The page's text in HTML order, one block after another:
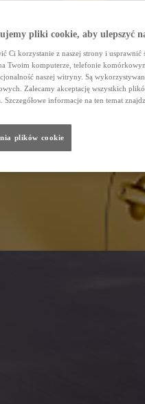
pliki cookie, aby ulepszyć
Ci korzystanie z naszej strony i
Twoim komputerze, telefonie
naszej witryny. Są
Zalecamy akceptację wszystkich
Szczegółowe informacje na ten temat
plików cookie